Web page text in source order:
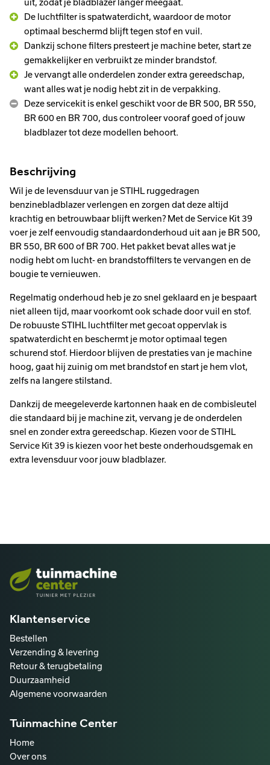
uit, zodat je bladblazer langer meegaat.
De luchtfilter is spatwaterdicht, waardoor de motor
optimaal beschermd blijft tegen stof en vuil.
Dankzij schone filters presteert je machine beter, start ze
gemakkelijker en verbruikt ze minder brandstof.
Je vervangt alle onderdelen zonder extra gereedschap,
want alles wat je nodig hebt zit in de verpakking.
Deze servicekit is enkel geschikt voor de BR 500, BR 550,
BR 600 en BR 700, dus controleer vooraf goed of jouw
bladblazer tot deze modellen behoort.
Beschrijving
Wil je de levensduur van je STIHL ruggedragen
benzinebladblazer verlengen en zorgen dat deze altijd
krachtig en betrouwbaar blijft werken? Met de Service Kit 39
voer je zelf eenvoudig standaardonderhoud uit aan je BR 500,
BR 550, BR 600 of BR 700. Het pakket bevat alles wat je
nodig hebt om lucht- en brandstoffilters te vervangen en de
bougie te vernieuwen.
Regelmatig onderhoud heb je zo snel geklaard en je bespaart
niet alleen tijd, maar voorkomt ook schade door vuil en stof.
De robuuste STIHL luchtfilter met gecoat oppervlak is
spatwaterdicht en beschermt je motor optimaal tegen
schurend stof. Hierdoor blijven de prestaties van je machine
hoog, gaat hij zuinig om met brandstof en start je hem vlot,
zelfs na langere stilstand.
Dankzij de meegeleverde kartonnen haak en de combisleutel
die standaard bij je machine zit, vervang je de onderdelen
snel en zonder extra gereedschap. Kiezen voor de STIHL
Service Kit 39 is kiezen voor het beste onderhoudsgemak en
extra levensduur voor jouw bladblazer.
Klantenservice
Bestellen
Verzending & levering
Retour & terugbetaling
Duurzaamheid
Algemene voorwaarden
Tuinmachine Center
Home
Over ons